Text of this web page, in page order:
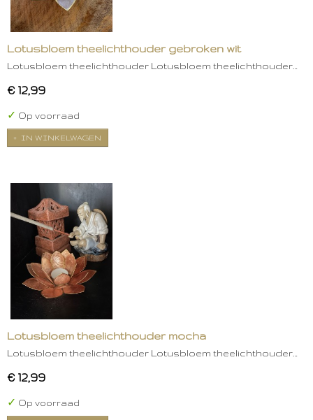
Lotusbloem theelichthouder gebroken wit
Lotusbloem theelichthouder Lotusbloem theelichthouder…
€ 12,99
✓ Op voorraad
IN WINKELWAGEN
Lotusbloem theelichthouder mocha
Lotusbloem theelichthouder Lotusbloem theelichthouder…
€ 12,99
✓ Op voorraad